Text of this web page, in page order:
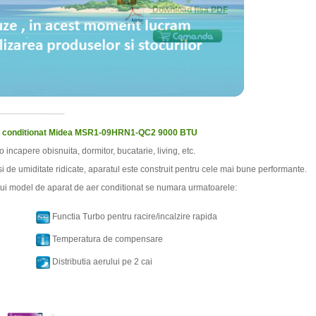
Download fisa PDF
Midea MSR1-09HRN1-QC2 9000 BTU
incapere obisnuita, dormitor, bucatarie, living, etc.
de umiditate ridicate, aparatul este construit pentru cele mai bune performante.
model de aparat de aer conditionat se numara urmatoarele:
Functia Turbo pentru racire/incalzire rapida
Temperatura de compensare
Distributia aerului pe 2 cai